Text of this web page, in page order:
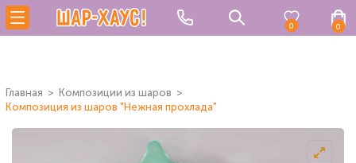
0 0
Главная
Композиции из шаров
Композиция из шаров "Нежная прохлада"